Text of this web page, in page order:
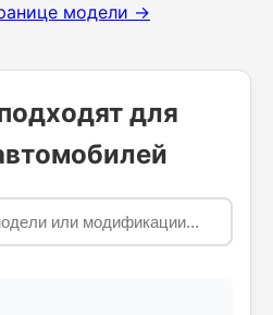
модели →
для